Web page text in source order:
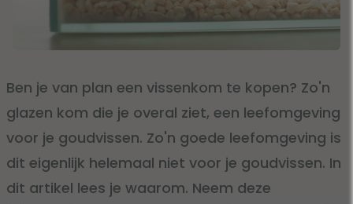
Ben je van plan een vissenkom te kopen? Zo'n
glazen kom die je overal ziet, een leefomgeving
voor je goudvissen. Zo'n goede leefomgeving is
dit eigenlijk helemaal niet voor je goudvissen. In
dit artikel lees je waarom. Neem deze